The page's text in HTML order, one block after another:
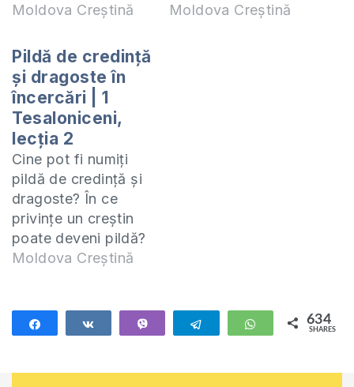
pentru fiecare
Evanghelie, veți găsi
răspunsuri din
Cuvântul lui
Dumnezeu despre
suferință,
evenimentele
premărgătoare
venirii Domnului
Isus, trăirea în
orânduială și alte
subiecte doctrinare
importante. Acest
procesul…
Moldova Creștină
oameni? În ce
Moldova Creștină
Pildă de credință
și dragoste în
încercări | 1
Tesaloniceni,
lecția 2
Cine pot fi numiți
pildă de credință și
dragoste? În ce
privințe un creștin
poate deveni pildă?
Cum să urmăm pildă
creștini? În această
lecție vom învăța
importante din pilda
Moldova Creștină
Telegram WhatsApp
634
SHARES